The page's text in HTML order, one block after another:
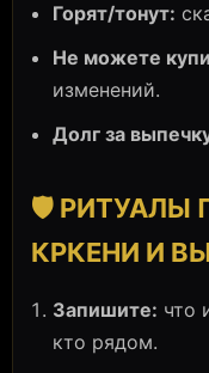
Горят/тонут:
Не можете
изменений.
Долг за
🛡️ РИТУАЛЫ
КРКЕНИ И
Запишите: что
кто рядом.